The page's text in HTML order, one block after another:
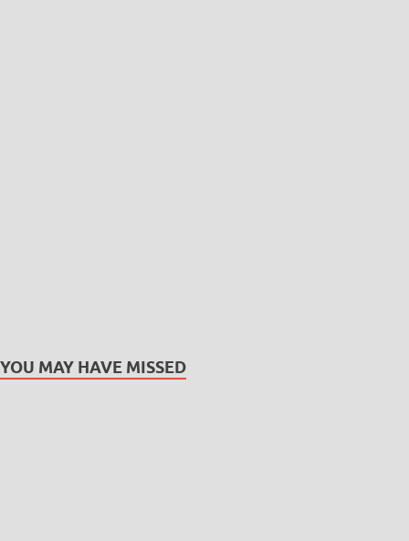
YOU MAY HAVE MISSED